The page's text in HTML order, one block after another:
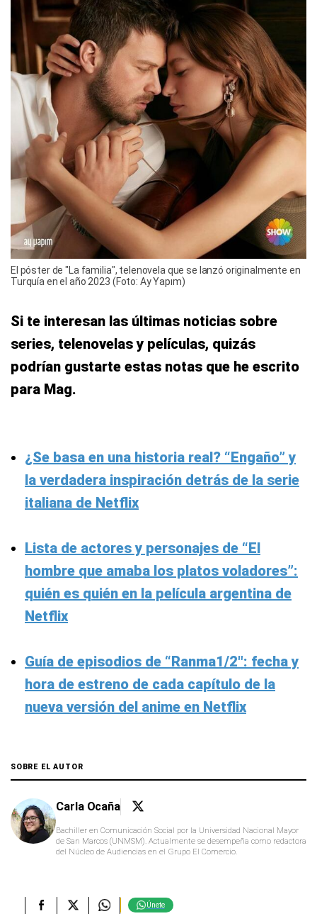
El póster de "La familia", telenovela que se lanzó originalmente en
Turquía en el año 2023 (Foto: Ay Yapım)
Si te interesan las últimas noticias sobre
series, telenovelas y películas, quizás
podrían gustarte estas notas que he escrito
para Mag.
¿Se basa en una historia real? “Engaño” y
la verdadera inspiración detrás de la serie
italiana de Netflix
Lista de actores y personajes de “El
hombre que amaba los platos voladores”:
quién es quién en la película argentina de
Netflix
Guía de episodios de “Ranma1/2″: fecha y
hora de estreno de cada capítulo de la
nueva versión del anime en Netflix
SOBRE EL AUTOR
Carla Ocaña
Bachiller en Comunicación Social por la Universidad Nacional Mayor
de San Marcos (UNMSM). Actualmente se desempeña como redactora
del Núcleo de Audiencias en el Grupo El Comercio.
Únete